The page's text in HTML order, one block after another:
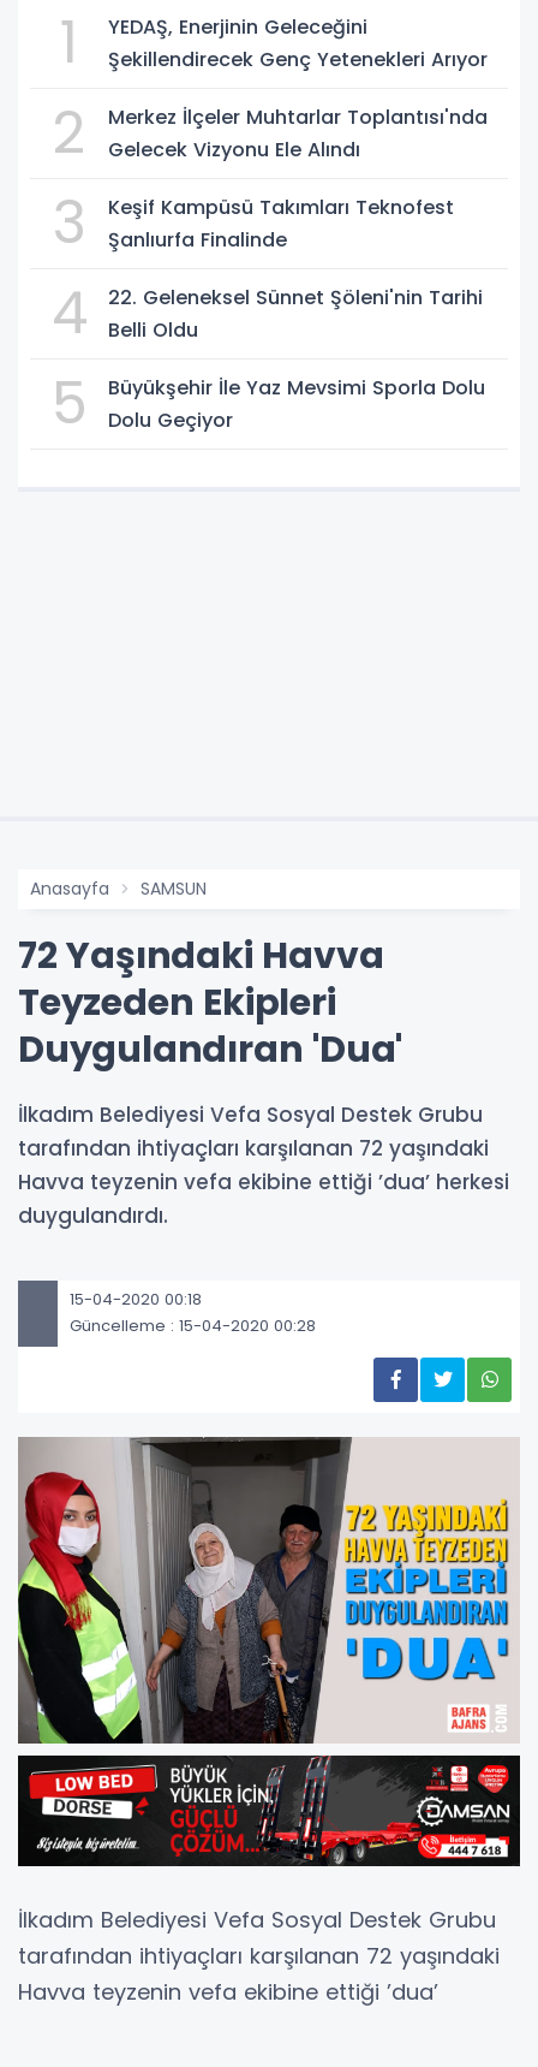
1
YEDAŞ, Enerjinin Geleceğini
Şekillendirecek Genç Yetenekleri Arıyor
2
Merkez İlçeler Muhtarlar Toplantısı'nda
Gelecek Vizyonu Ele Alındı
3
Keşif Kampüsü Takımları Teknofest
Şanlıurfa Finalinde
4
22. Geleneksel Sünnet Şöleni'nin Tarihi
Belli Oldu
5
Büyükşehir İle Yaz Mevsimi Sporla Dolu
Dolu Geçiyor
Anasayfa SAMSUN
72 Yaşındaki Havva
Teyzeden Ekipleri
Duygulandıran 'Dua'
İlkadım Belediyesi Vefa Sosyal Destek Grubu
tarafından ihtiyaçları karşılanan 72 yaşındaki
Havva teyzenin vefa ekibine ettiği ’dua’ herkesi
duygulandırdı.
15-04-2020 00:18
Güncelleme : 15-04-2020 00:28
İlkadım Belediyesi Vefa Sosyal Destek Grubu
tarafından ihtiyaçları karşılanan 72 yaşındaki
Havva teyzenin vefa ekibine ettiği ’dua’